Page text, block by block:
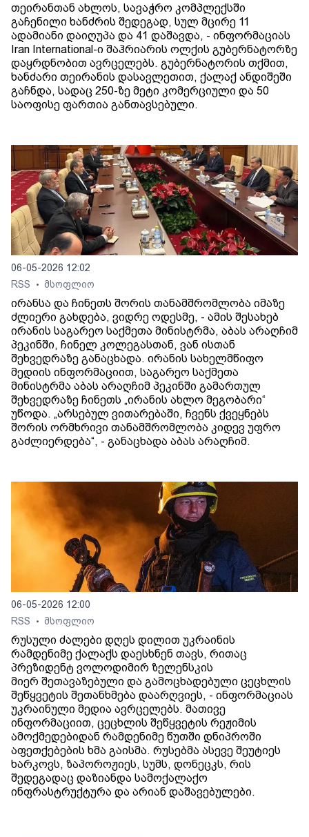
თეირანთან ახლოს, სავაჭრო კომპლექსში
გაჩენილი ხანძრის შედეგად, სულ მცირე 11
ადამიანი დაიღუპა და 41 დაშავდა, - ინფორმაციას
Iran International-ი შაჰრიარის ოლქის გუბერნატორზე
დაყრდნობით ავრცელებს. გუბერნატორის თქმით,
ხანძარი თეირანის დასავლეთით, ქალაქ ანდიშეში
გაჩნდა, სადაც 250-ზე მეტი კომერციული და 50
საოფისე ფართია განთავსებული.
06-05-2026 12:02
RSS
• მსოფლიო
ირანსა და ჩინეთს შორის თანამშრომლობა იმაზე
ძლიერი გახდება, ვიდრე ოდესმე, - ამის შესახებ
ირანის საგარეო საქმეთა მინისტრმა, აბას არაღჩიმ
პეკინში, ჩინელ კოლეგასთან, ვან ისთან
შეხვედრაზე განაცხადა. ირანის სახელმწიფო
მედიის ინფორმაციით, საგარეო საქმეთა
მინისტრმა აბას არაღჩიმ პეკინში გამართულ
შეხვედრაზე ჩინეთს „ირანის ახლო მეგობარი“
უწოდა. „არსებულ ვითარებაში, ჩვენს ქვეყნებს
შორის ორმხრივი თანამშრომლობა კიდევ უფრო
გაძლიერდება“, - განაცხადა აბას არაღჩიმ.
06-05-2026 12:00
RSS
• მსოფლიო
რუსული ძალები დღეს დილით უკრაინის
რამდენიმე ქალაქს დაესხნენ თავს, რითაც
პრეზიდენტ ვოლოდიმირ ზელენსკის
მიერ შეთავაზებული და გამოცხადებული ცეცხლის
შეწყვეტის შეთანხმება დაარღვიეს, - ინფორმაციას
უკრაინული მედია ავრცელებს. მათივე
ინფორმაციით, ცეცხლის შეწყვეტის რეჟიმის
ამოქმედებიდან რამდენიმე წუთში დნიპროში
აფეთქებების ხმა გაისმა. რუსებმა ასევე შეუტიეს
ხარკოვს, ზაპოროჟიეს, სუმს, დონეცკს, რის
შედეგადაც დაზიანდა სამოქალაქო
ინფრასტრუქტურა და არიან დაშავებულები.